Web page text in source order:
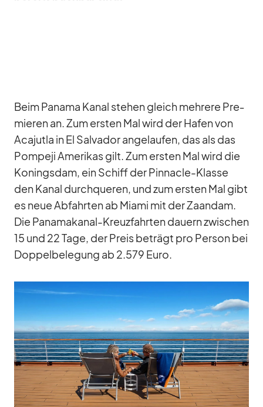
Beim Pa­nama Ka­nal ste­hen gleich meh­rere Pre­
mie­ren an. Zum ers­ten Mal wird der Ha­fen von
Aca­jutla in El Sal­va­dor an­ge­lau­fen, das als das
Pom­peji Ame­ri­kas gilt. Zum ers­ten Mal wird die
Ko­nings­dam, ein Schiff der Pin­na­cle-Klasse
den Ka­nal durch­que­ren, und zum ers­ten Mal gibt
es neue Ab­fahr­ten ab Mi­ami mit der Za­an­dam.
Die Pa­na­ma­ka­nal-Kreuz­fahr­ten dau­ern zwi­schen
15 und 22 Tage, der Preis be­trägt pro Per­son bei
Dop­pel­be­le­gung ab 2.579 Euro.